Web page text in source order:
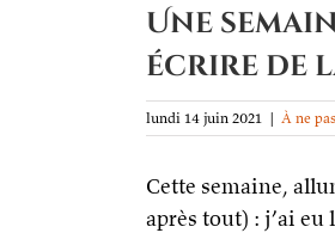
Une
écrire de
lundi 14 juin 2021 | À ne
Cette semaine,
après tout) : j’ai